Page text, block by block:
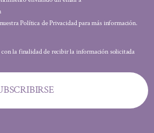
Política de Privacidad para más información.
la finalidad de recibir la información solicitada